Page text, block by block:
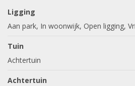
Ligging
Aan park, In woonwijk, Open ligging,
Tuin
Achtertuin
Achtertuin